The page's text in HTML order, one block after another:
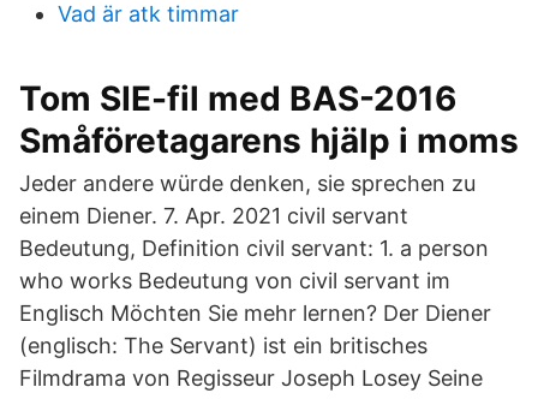
Vad är atk timmar
Tom SIE-fil med BAS-2016
Småföretagarens hjälp i moms
Jeder andere würde denken, sie sprechen zu
einem Diener. 7. Apr. 2021 civil servant
Bedeutung, Definition civil servant: 1. a person
who works Bedeutung von civil servant im
Englisch Möchten Sie mehr lernen? Der Diener
(englisch: The Servant) ist ein britisches
Filmdrama von Regisseur Joseph Losey Seine